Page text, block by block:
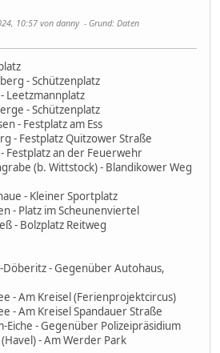
10:57 von danny Grund: Daten
- Schützenplatz
Leetzmannplatz
- Schützenplatz
- Festplatz am Ess
- Festplatz Quitzower Straße
Festplatz an der Feuerwehr
(b. Wittstock) - Blandikower Weg
- Kleiner Sportplatz
- Platz im Scheunenviertel
- Bolzplatz Reitweg
- Gegenüber Autohaus,
- Am Kreisel (Ferienprojektcircus)
- Am Kreisel Spandauer Straße
Eiche - Gegenüber Polizeipräsidium
- Am Werder Park